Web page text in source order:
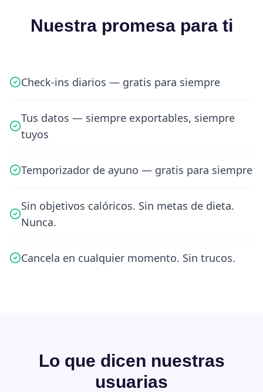
Nuestra promesa para ti
Check-ins diarios — gratis para siempre
Tus datos — siempre exportables, siempre
tuyos
Temporizador de ayuno — gratis para siempre
Sin objetivos calóricos. Sin metas de dieta.
Nunca.
Cancela en cualquier momento. Sin trucos.
Lo que dicen nuestras
usuarias